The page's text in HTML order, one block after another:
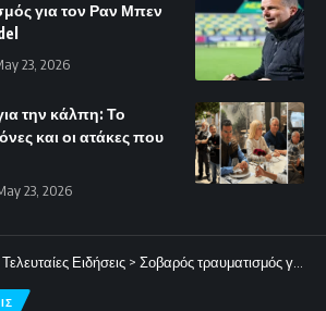
για τον Ραν Μπεν
23, 2026
την κάλπη: Το
και οι ατάκες που
23, 2026
Τελευταίες Ειδήσεις > Σοβαρός τραυματισμός για τον Ραν Μπεν Σιμόν σε αγώνα padel